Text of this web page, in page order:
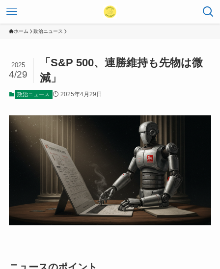
ホーム 政治ニュース
「S&P 500、連勝維持も先物は微
減」
2025
4/29
政治ニュース 2025年4月29日